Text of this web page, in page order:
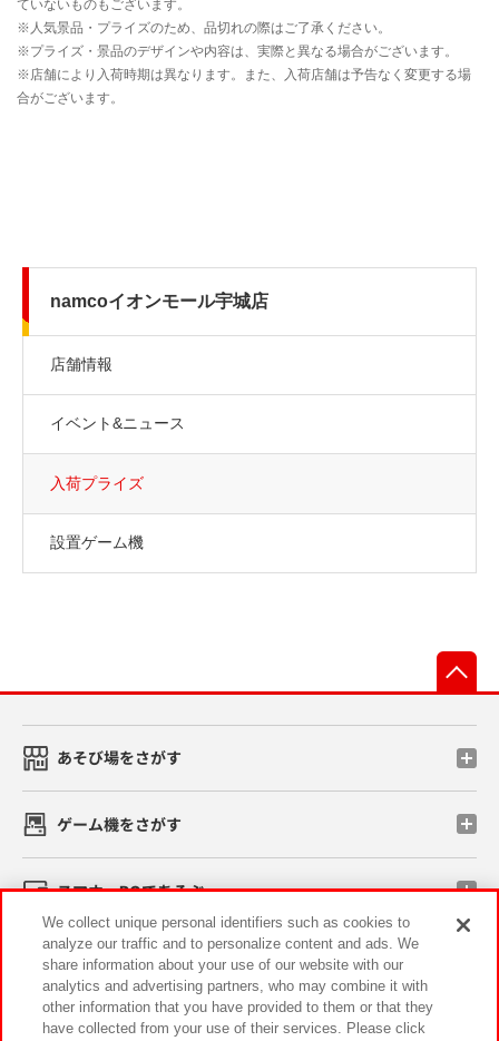
namcoイオンモール宇城店
店舗情報
イベント&ニュース
入荷プライズ
設置ゲーム機
あそび場をさがす
ゲーム機をさがす
スマホ・PCであそぶ
イベント・キャンペーン
We collect unique personal identifiers such as cookies to
analyze our traffic and to personalize content and ads. We
share information about your use of our website with our
analytics and advertising partners, who may combine it with
other information that you have provided to them or that they
have collected from your use of their services. Please click